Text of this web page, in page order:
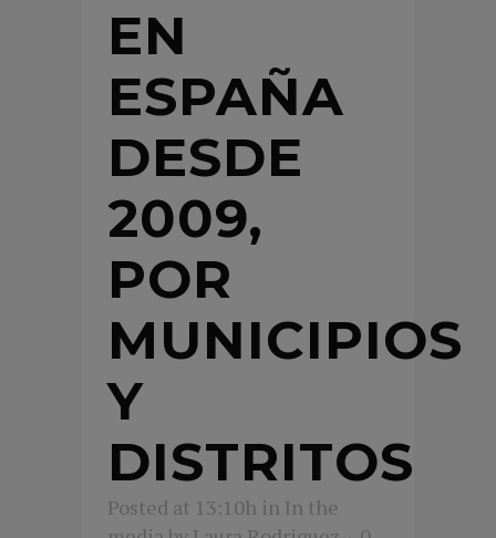
EN
ESPAÑA
DESDE
2009,
POR
MUNICIPIOS
Y
DISTRITOS
Posted at 13:10h in In the